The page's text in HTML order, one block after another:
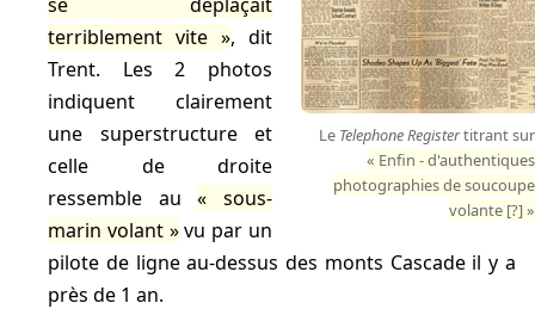
Le Telephone Registertitrant sur
Enfin - d'authentiques
photographies de soucoupe
volante [?]
terriblement vite
, dit
Trent. Les 2 photos
indiquent clairement
une superstructure et
celle de droite
ressemble au
sous-
marin volant vu par un
pilote de ligne au-dessus des monts Cascade il y a
près de 1 an.